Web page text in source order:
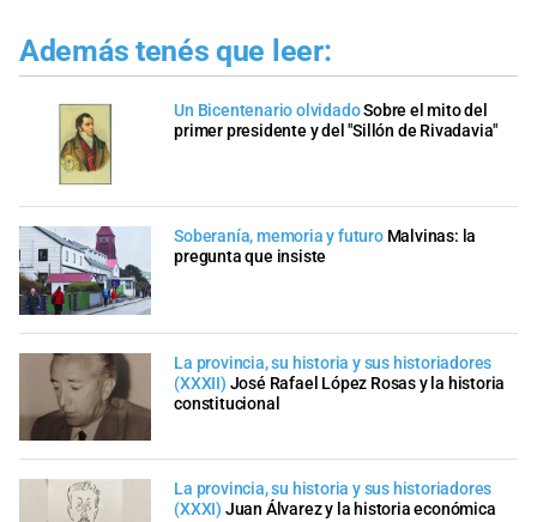
Además tenés que leer:
Un Bicentenario olvidadoSobre el mito del
primer presidente y del "Sillón de Rivadavia"
Soberanía, memoria y futuro Malvinas: la
pregunta que insiste
La provincia, su historia y sus historiadores
(XXXII) José Rafael López Rosas y la historia
constitucional
La provincia, su historia y sus historiadores
(XXXI) Juan Álvarez y la historia económica